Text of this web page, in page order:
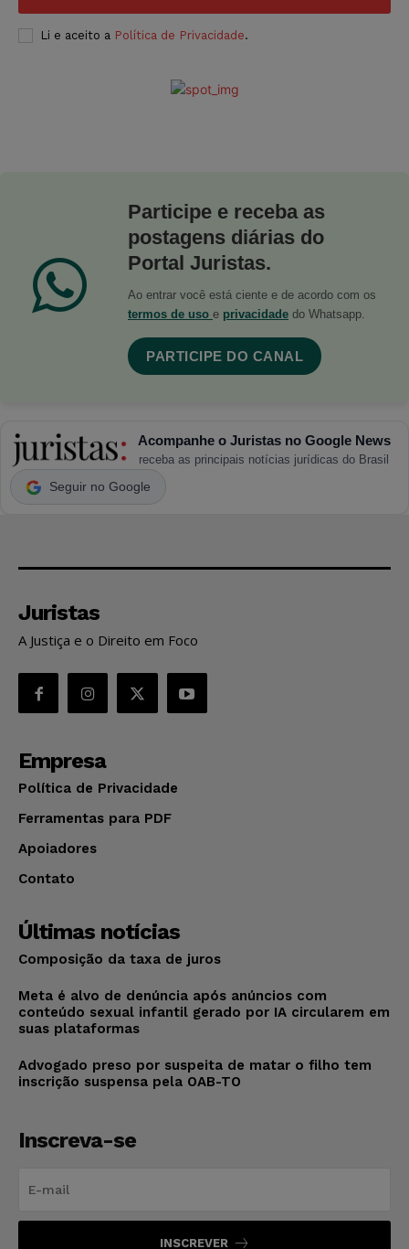
Li e aceito a Política de Privacidade.
Participe e receba as
postagens diárias do
Portal Juristas.
Ao entrar você está ciente e de acordo com os
termos de uso e privacidade do Whatsapp.
PARTICIPE DO CANAL
Acompanhe o Juristas no Google News
receba as principais notícias jurídicas do Brasil
Seguir no Google
Juristas
A Justiça e o Direito em Foco
Empresa
Política de Privacidade
Ferramentas para PDF
Apoiadores
Contato
Últimas notícias
Composição da taxa de juros
Meta é alvo de denúncia após anúncios com
conteúdo sexual infantil gerado por IA circularem em
suas plataformas
Advogado preso por suspeita de matar o filho tem
inscrição suspensa pela OAB-TO
Inscreva-se
INSCREVER